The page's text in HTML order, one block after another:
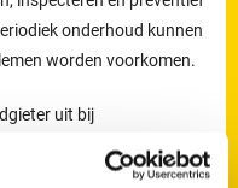
onderhoud kunnen
worden voorkomen.
uit bij